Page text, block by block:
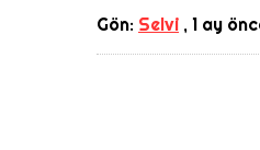
Gön: Selvi ,1 ay